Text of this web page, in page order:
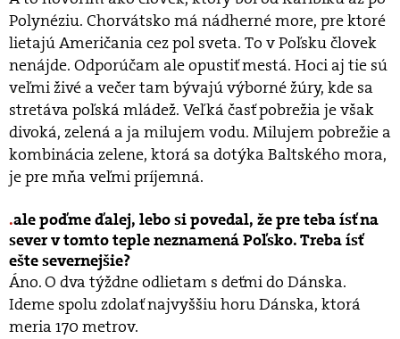
Polynéziu. Chorvátsko má nádherné more, pre ktoré
lietajú Američania cez pol sveta. To v Poľsku človek
nenájde. Odporúčam ale opustiť mestá. Hoci aj tie sú
veľmi živé a večer tam bývajú výborné žúry, kde sa
stretáva poľská mládež. Veľká časť pobrežia je však
divoká, zelená a ja milujem vodu. Milujem pobrežie a
kombinácia zelene, ktorá sa dotýka Baltského mora,
je pre mňa veľmi príjemná.
ale poďme ďalej, lebo si povedal, že pre teba ísť na
sever v tomto teple neznamená Poľsko. Treba ísť
ešte severnejšie?
Áno. O dva týždne odlietam s deťmi do Dánska.
Ideme spolu zdolať najvyššiu horu Dánska, ktorá
meria 170 metrov.